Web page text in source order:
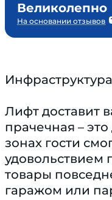
Великолепно
На основании отзывов
Инфраструктура
Лифт доставит
прачечная –
зонах гости
удовольствием
товары
гаражом или